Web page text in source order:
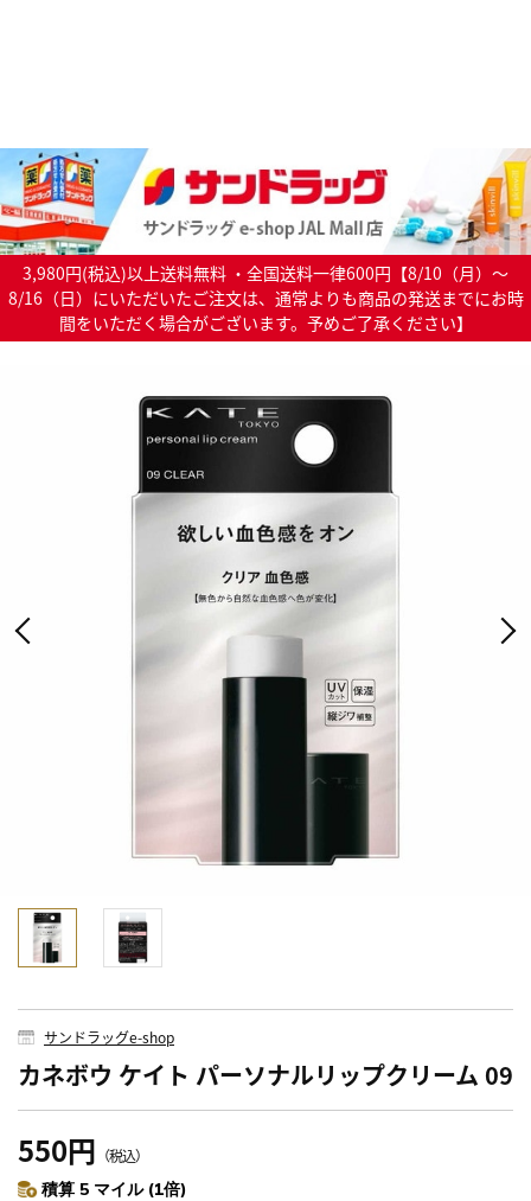
3,980円(税込)以上送料無料 ・全国送料一律600円【8/10（月）～
8/16（日）にいただいたご注文は、通常よりも商品の発送までにお時
間をいただく場合がございます。予めご了承ください】
サンドラッグe-shop
カネボウ ケイト パーソナルリップクリーム 09
550円 （税込）
積算 5 マイル (1倍)